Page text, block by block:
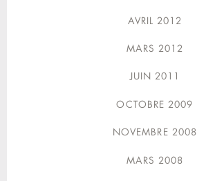
AVRIL 2012
MARS 2012
JUIN 2011
OCTOBRE 2009
NOVEMBRE 2008
MARS 2008